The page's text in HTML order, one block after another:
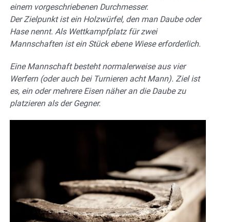
einem vorgeschriebenen Durchmesser.
Der Zielpunkt ist ein Holzwürfel, den man Daube oder
Hase nennt. Als Wettkampfplatz für zwei
Mannschaften ist ein Stück ebene Wiese erforderlich.
Eine Mannschaft besteht normalerweise aus vier
Werfern (oder auch bei Turnieren acht Mann). Ziel ist
es, ein oder mehrere Eisen näher an die Daube zu
platzieren als der Gegner.